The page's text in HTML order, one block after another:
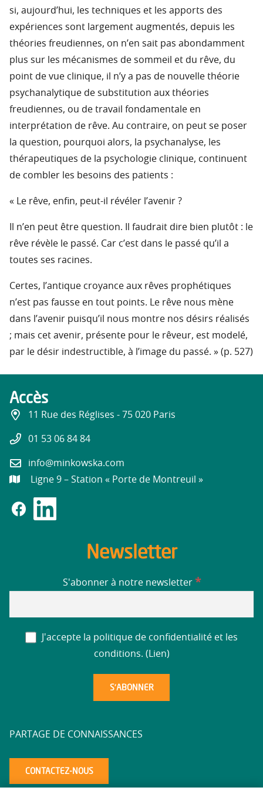
si, aujourd’hui, les techniques et les apports des
expériences sont largement augmentés, depuis les
théories freudiennes, on n’en sait pas abondamment
plus sur les mécanismes de sommeil et du rêve, du
point de vue clinique, il n’y a pas de nouvelle théorie
psychanalytique de substitution aux théories
freudiennes, ou de travail fondamentale en
interprétation de rêve. Au contraire, on peut se poser
la question, pourquoi alors, la psychanalyse, les
thérapeutiques de la psychologie clinique, continuent
de combler les besoins des patients :
« Le rêve, enfin, peut-il révéler l’avenir ?
Il n’en peut être question. Il faudrait dire bien plutôt : le
rêve révèle le passé. Car c’est dans le passé qu’il a
toutes ses racines.
Certes, l’antique croyance aux rêves prophétiques
n’est pas fausse en tout points. Le rêve nous mène
dans l’avenir puisqu’il nous montre nos désirs réalisés
; mais cet avenir, présente pour le rêveur, est modelé,
par le désir indestructible, à l’image du passé. » (p. 527)
Accès
11 Rue des Réglises - 75 020 Paris
01 53 06 84 84
info@minkowska.com
Ligne 9 – Station « Porte de Montreuil »
Newsletter
S'abonner à notre newsletter *
J'accepte la politique de confidentialité et les
conditions. ( Lien)
PARTAGE DE CONNAISSANCES
CONTACTEZ-NOUS